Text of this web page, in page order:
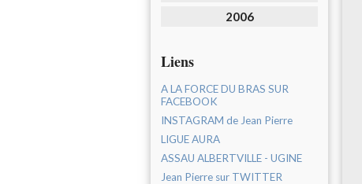
2006
Liens
A LA FORCE DU BRAS SUR
FACEBOOK
INSTAGRAM de Jean Pierre
LIGUE AURA
ASSAU ALBERTVILLE - UGINE
Jean Pierre sur TWITTER